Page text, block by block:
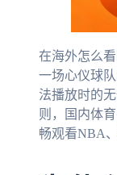
在海外怎么
一场心仪球
法播放时的
则，国内体
畅观看NBA